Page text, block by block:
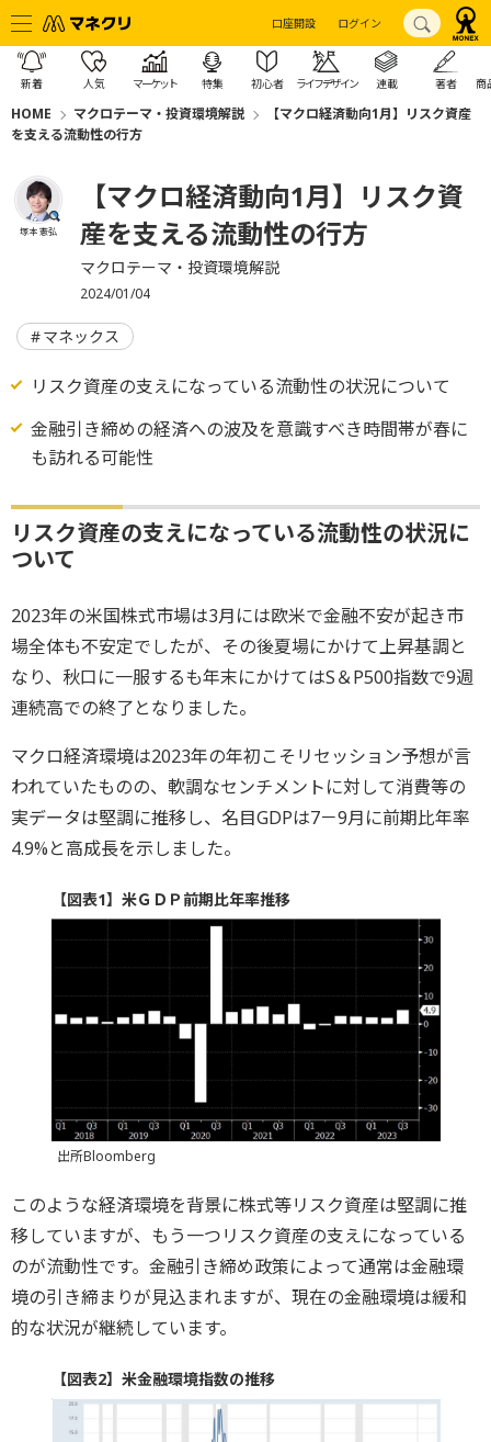
口座開設 ログイン
新着 人気 マーケット 特集 初心者 ライフデザイン 連載 著者 商
HOME マクロテーマ・投資環境解説
【マクロ経済動向1月】リスク資産
を支える流動性の行方
塚本 憲弘
【マクロ経済動向1月】リスク資
産を支える流動性の行方
マクロテーマ・投資環境解説
2024/01/04
マネックス
リスク資産の支えになっている流動性の状況について
金融引き締めの経済への波及を意識すべき時間帯が春に
も訪れる可能性
リスク資産の支えになっている流動性の状況に
ついて
2023年の米国株式市場は3月には欧米で金融不安が起き市
場全体も不安定でしたが、その後夏場にかけて上昇基調と
なり、秋口に一服するも年末にかけてはS＆P500指数で9週
連続高での終了となりました。
マクロ経済環境は2023年の年初こそリセッション予想が言
われていたものの、軟調なセンチメントに対して消費等の
実データは堅調に推移し、名目GDPは7－9月に前期比年率
4.9%と高成長を示しました。
【図表1】米ＧＤＰ前期比年率推移
出所Bloomberg
このような経済環境を背景に株式等リスク資産は堅調に推
移していますが、もう一つリスク資産の支えになっている
のが流動性です。金融引き締め政策によって通常は金融環
境の引き締まりが見込まれますが、現在の金融環境は緩和
的な状況が継続しています。
【図表2】米金融環境指数の推移